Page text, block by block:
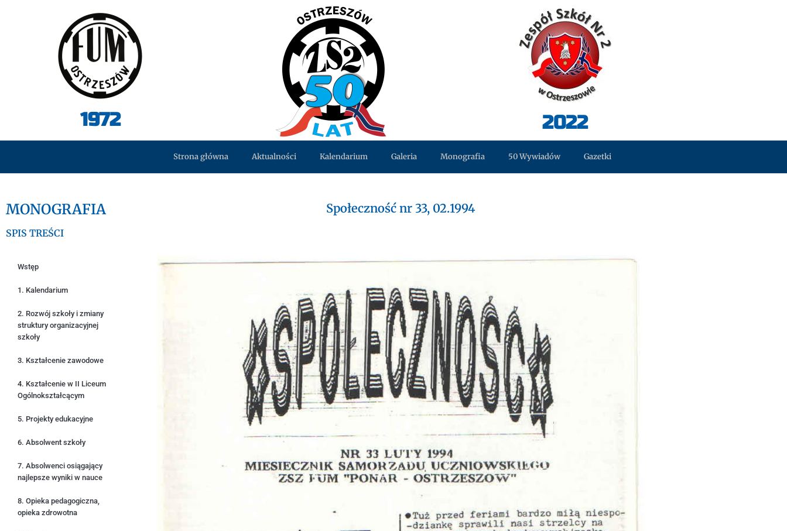
1972 2022
Strona główna Aktualności Kalendarium Galeria Monografia 50 Wywiadów Gazetki
MONOGRAFIA
SPIS TREŚCI
Wstęp
1. Kalendarium
2. Rozwój szkoły i zmiany
struktury organizacyjnej
szkoły
3. Kształcenie zawodowe
4. Kształcenie w II Liceum
Ogólnokształcącym
5. Projekty edukacyjne
6. Absolwent szkoły
7. Absolwenci osiągający
najlepsze wyniki w nauce
8. Opieka pedagogiczna,
opieka zdrowotna
Społeczność nr 33, 02.1994